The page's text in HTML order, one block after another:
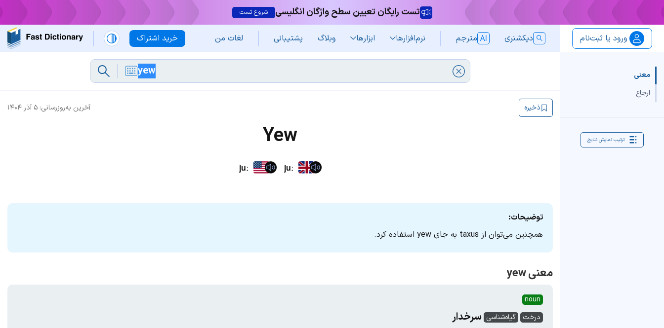
تست رایگان تعیین سطح واژگان انگلیسی شروع تست
خرید اشتراک ورود یا ثبت‌نام دیکشنری مترجم نرم‌افزار‌ها ابزارها وبلاگ پشتیبانی لغات من
معنی
ارجاع
ترتیب نمایش نتایج
آخرین به‌روزرسانی: ۵ آذر ۱۴۰۴ ذخیره
Yew
juː juː
توضیحات:
همچنین می‌توان از taxus به‌ جای yew استفاده کرد.
معنی yew
noun
درخت
گیاه‌شناسی سرخدار